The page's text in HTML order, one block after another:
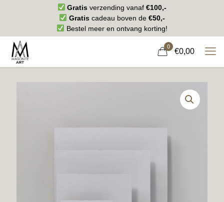
Gratis verzending vanaf€100,-
Gratiscadeau boven de €50,-
Bestel meer en ontvang korting!
0
€0,00